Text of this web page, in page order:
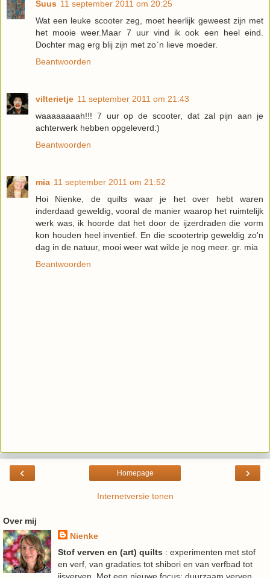
Suus 11 september 2011 om 20:25
Wat een leuke scooter zeg, moet heerlijk geweest zijn met
het mooie weer.Maar 7 uur vind ik ook een heel eind.
Dochter mag erg blij zijn met zo`n lieve moeder.
Beantwoorden
vilterietje 11 september 2011 om 21:43
waaaaaaaah!!! 7 uur op de scooter, dat zal pijn aan je
achterwerk hebben opgeleverd:)
Beantwoorden
mia 11 september 2011 om 21:52
Hoi Nienke, de quilts waar je het over hebt waren
inderdaad geweldig, vooral de manier waarop het ruimtelijk
werk was, ik hoorde dat het door de ijzerdraden die vorm
kon houden heel inventief. En die scootertrip geweldig zo'n
dag in de natuur, mooi weer wat wilde je nog meer. gr. mia
Beantwoorden
‹ ›
Homepage
Internetversie tonen
Over mij
Nienke
Stof verven en (art) quilts : experimenten met stof
en verf, van gradaties tot shibori en van verfbad tot